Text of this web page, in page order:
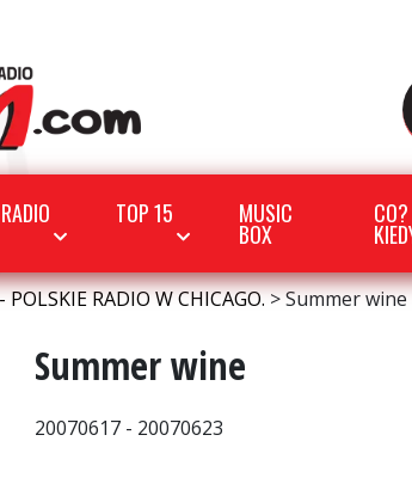
RADIO TOP 15 MUSIC
BOX
RADIO W CHICAGO.>Summer wine
Summer wine
20070617 - 20070623